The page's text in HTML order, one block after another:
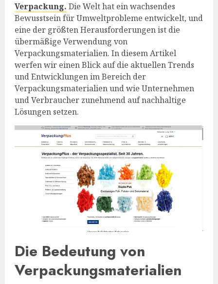
Verpackung. Die Welt hat ein wachsendes
Bewusstsein für Umweltprobleme entwickelt, und
eine der größten Herausforderungen ist die
übermäßige Verwendung von
Verpackungsmaterialien. In diesem Artikel
werfen wir einen Blick auf die aktuellen Trends
und Entwicklungen im Bereich der
Verpackungsmaterialien und wie Unternehmen
und Verbraucher zunehmend auf nachhaltige
Lösungen setzen.
Die Bedeutung von
Verpackungsmaterialien